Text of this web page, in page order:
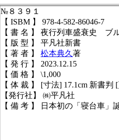
№８３９１
【 ISBM 】 978-4-582-86046-7
【 書 名 】 夜行列車盛衰史 ブ
【 版 型 】 平凡社新書
【 著 者 】 松本典久 著
【 発 行 】 2023.12.15
【 価 格 】 \1,000
【 体 裁 】 [寸法] 17.1cm 新書判
【発行社】 ㈱平凡社
【 備 考 】 日本初の「寝台車